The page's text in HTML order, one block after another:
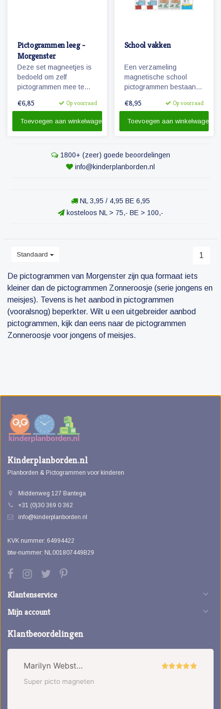
Pictogrammen leeg -
Morgenster
Deze set magneetjes is
bedoeld om zelf
pictogrammen mee te
hebben dezelfde
pictogrammen
€6,85 Op voorraad
Toevoegen aan winkelwagen
School vakken
Een verzameling
magnetische school
pictogrammen bestaande
de basisschool worden
€8,95 Op voorraad
Toevoegen aan winkelwagen
1800+ (zeer) goede beoordelingen
info@kinderplanborden.nl
NL 3,95 / 4,95 BE 6,95
kosteloos NL > 75,- BE > 100,-
Standaard 1
De pictogrammen van Morgenster zijn qua formaat iets
kleiner dan de pictogrammen Zonneroosje (serie jongens en
meisjes). Tevens is het aanbod in pictogrammen
(vooralsnog) beperkter. Wilt u een uitgebreider aanbod
pictogrammen, kijk dan eens naar de pictogrammen
Zonneroosje voor jongens of meisjes.
Kinderplanborden.nl
Planborden & Pictogrammen voor kinderen
Middenweg 127 Bantega
+31 (0)30 369 0 362
info@kinderplanborden.nl
KVK nummer: 64994422
btw-nummer: NL001807449B29
Klantenservice
Mijn account
Klantbeoordelingen